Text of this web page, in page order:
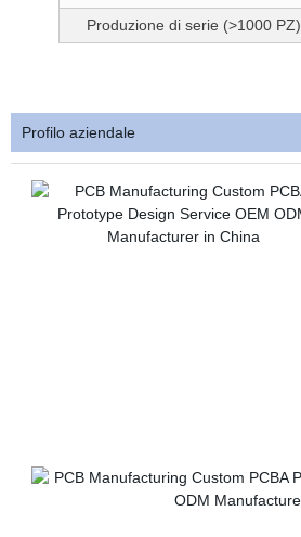
Produzione di serie (>1000 PZ)
Profilo aziendale